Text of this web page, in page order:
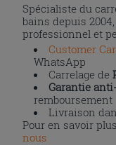
Spécialiste du
bains depuis
professionnel et
Customer
WhatsApp
Carrelage de
Garantie
remboursement
Livraison
Pour en savoir
nous